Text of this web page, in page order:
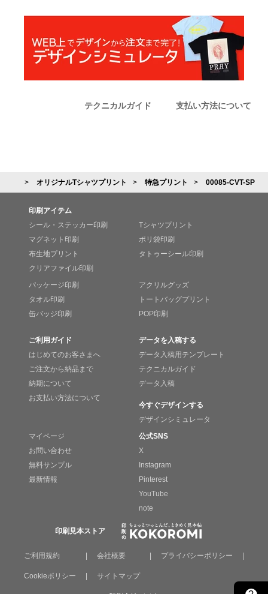
テクニカルガイド 支払い方法について
オリジナルTシャツプリント 特急プリント 00085-CVT-SP
印刷アイテム
シール・ステッカー印刷
マグネット印刷
布生地プリント
クリアファイル印刷
Tシャツプリント
ポリ袋印刷
タトゥーシール印刷
パッケージ印刷
タオル印刷
缶バッジ印刷
アクリルグッズ
トートバッグプリント
POP印刷
ご利用ガイド
はじめてのお客さまへ
ご注文から納品まで
納期について
お支払い方法について
データを入稿する
データ入稿用テンプレート
テクニカルガイド
データ入稿
今すぐデザインする
デザインシミュレータ
マイページ
お問い合わせ
無料サンプル
最新情報
公式SNS
X
Instagram
Pinterest
YouTube
note
印刷見本ストア
ご利用規約 会社概要 プライバシーポリシー
Cookieポリシー サイトマップ